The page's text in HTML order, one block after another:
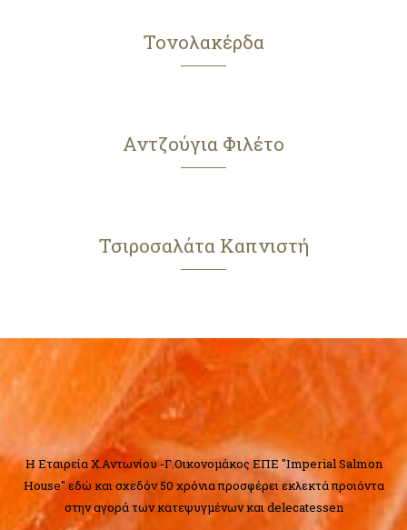
Τονολακέρδα
Αντζούγια Φιλέτο
Τσιροσαλάτα Καπνιστή
H Εταιρεία Χ.Αντωνίου -Γ.Οικονομάκος ΕΠΕ "Imperial Salmon
House" εδώ και σχεδόν 50 χρόνια προσφέρει εκλεκτά προιόντα
στην αγορά των κατεψυγμένων και delecatessen